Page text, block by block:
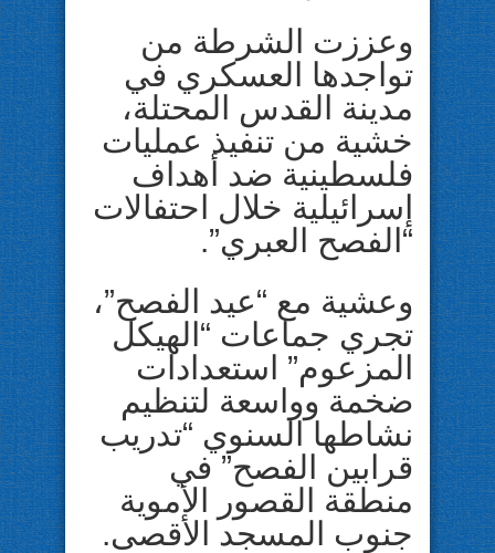
وعززت الشرطة من
تواجدها العسكري في
مدينة القدس المحتلة،
خشية من تنفيذ عمليات
فلسطينية ضد أهداف
إسرائيلية خلال احتفالات
“الفصح العبري”.
وعشية مع “عيد الفصح”،
تجري جماعات “الهيكل
المزعوم” استعدادات
ضخمة وواسعة لتنظيم
نشاطها السنوي “تدريب
قرابين الفصح” في
منطقة القصور الأموية
جنوب المسجد الأقصى.